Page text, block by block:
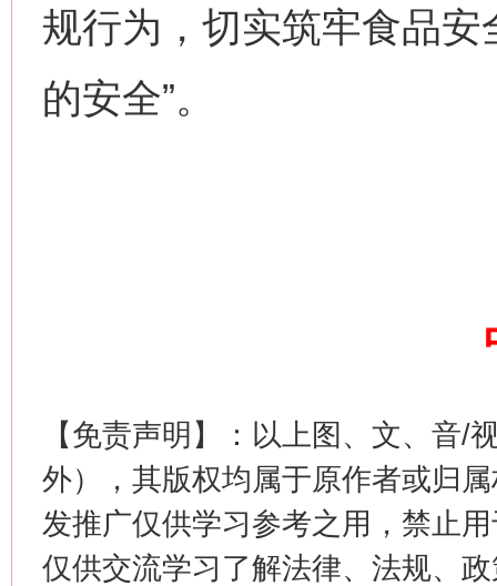
规行为，切实筑牢食品安
的安全”。
【免责声明】：以上图、文、音/
外），其版权均属于原作者或归
发推广仅供学习参考之用，禁止
仅供交流学习了解法律、法规、
网上购药对药下症？